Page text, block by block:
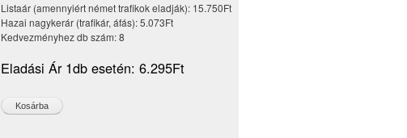
Listaár (amennyiért német trafikok eladják): 15.750Ft
Hazai nagykerár (trafikár, áfás):5.073Ft
Kedvezményhez db szám:8
Eladási Ár 1db esetén: 6.295Ft